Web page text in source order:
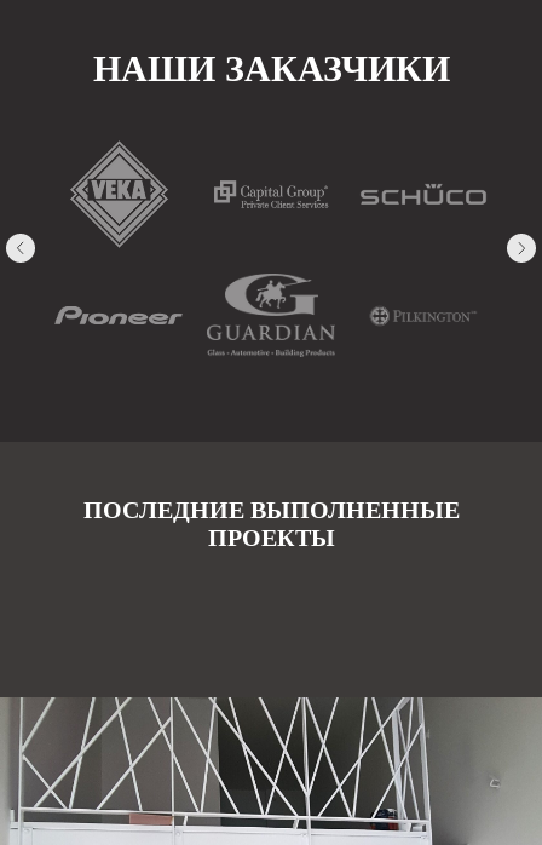
НАШИ ЗАКАЗЧИКИ
ПОСЛЕДНИЕ ВЫПОЛНЕННЫЕ
ПРОЕКТЫ